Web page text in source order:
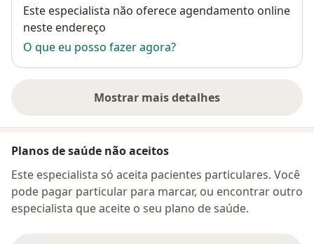
Disponibilidade
Este especialista não oferece agendamento online
neste endereço
O que eu posso fazer agora?
Mostrar mais detalhes
sobre o endereço
Planos de saúde não aceitos
Este especialista só aceita pacientes particulares. Você
pode pagar particular para marcar, ou encontrar outro
especialista que aceite o seu plano de saúde.